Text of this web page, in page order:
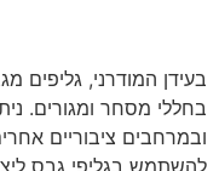
בעידן המודרני, גליפים
בחללי מסחר ומגורים.
ובמרחבים ציבוריים